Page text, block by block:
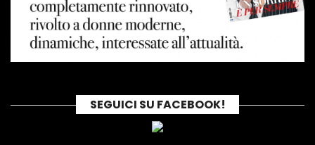
SEGUICI SU FACEBOOK!